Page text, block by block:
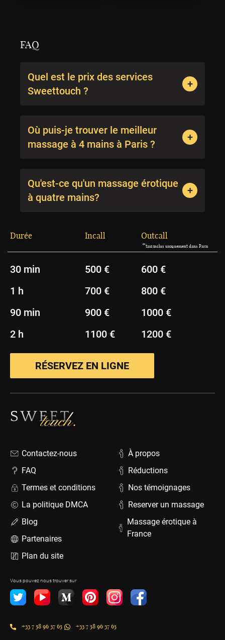
FAQ
Quel est le prix des services
Sweettouch ?
Où puis-je trouver le meilleur
massage à 4 mains à Paris ?
Qu'est-ce qu'un massage érotique
à quatre mains?
Durée Incall Outcall
*taxi inclus uniquement dans Paris
30 min 500 €
600 €
1 h
700 €
800 €
90 min
900 €
1000 €
2 h
1100 € 1200 €
RÉSERVEZ EN LIGNE
Vous pouvez nous trouver sur
Contactez-nous
FAQ
Termes et conditions
La politique DMCA
Blog
Partenaires
Plan du site
À propos
Réductions
Nos témoignages
Reserver un massage
Massage érotique à
France
+33 7 58 96 37 65 +33 7 58 96 37 65